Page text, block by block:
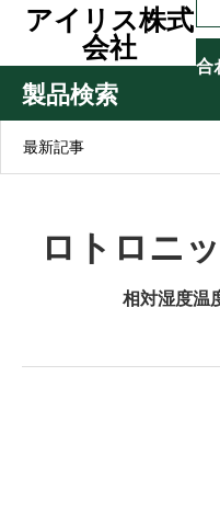
アイリス株式
会社
合
製品検索
最新記事
ロトロニ
相対湿度温